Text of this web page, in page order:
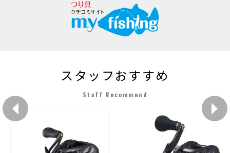
スタッフおすすめ
Staff Recommend